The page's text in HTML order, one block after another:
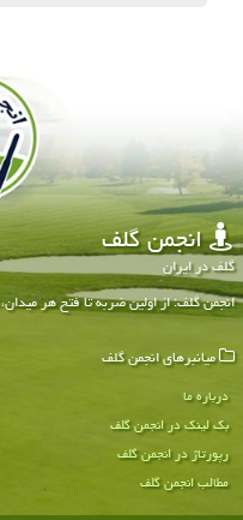
انجمن گلف
گلف در ایران
انجمن گلف: از اولین ضربه تا فتح هر
میانبرهای انجمن گلف
درباره ما
بک لینک در انجمن گلف
رپورتاژ در انجمن گلف
مطالب انجمن گلف